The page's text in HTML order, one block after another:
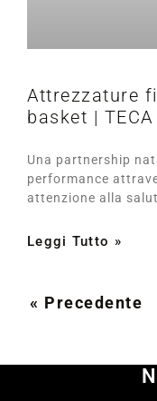
Attrezzature
basket |
Una partnership
performance
attenzione alla
Leggi Tutto »
« Precedente